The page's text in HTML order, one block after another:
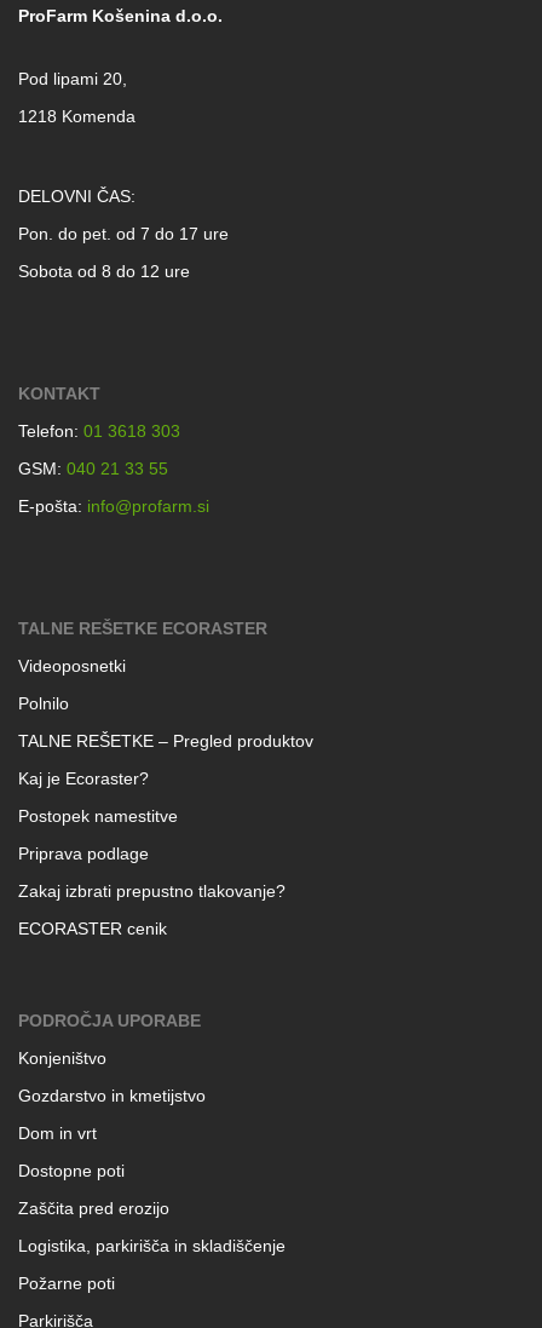
ProFarm Košenina d.o.o.
Pod lipami 20,
1218 Komenda
DELOVNI ČAS:
Pon. do pet. od 7 do 17 ure
Sobota od 8 do 12 ure
KONTAKT
Telefon: 01 3618 303
GSM: 040 21 33 55
E-pošta: info@profarm.si
TALNE REŠETKE ECORASTER
Videoposnetki
Polnilo
TALNE REŠETKE – Pregled produktov
Kaj je Ecoraster?
Postopek namestitve
Priprava podlage
Zakaj izbrati prepustno tlakovanje?
ECORASTER cenik
PODROČJA UPORABE
Konjeništvo
Gozdarstvo in kmetijstvo
Dom in vrt
Dostopne poti
Zaščita pred erozijo
Logistika, parkirišča in skladiščenje
Požarne poti
Parkirišča